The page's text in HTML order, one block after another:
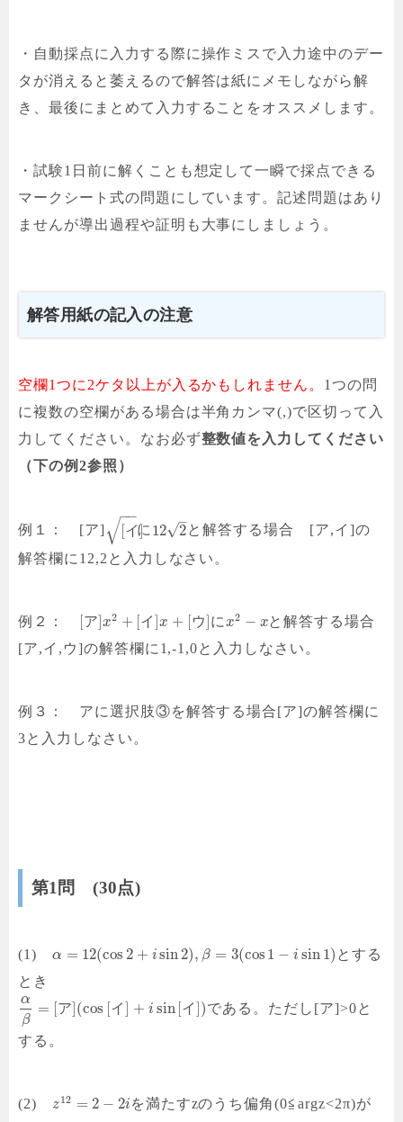
・自動採点に入力する際に操作ミスで入力途中のデー
タが消えると萎えるので解答は紙にメモしながら解
き、最後にまとめて入力することをオススメします。
・試験1日前に解くことも想定して一瞬で採点できる
マークシート式の問題にしています。記述問題はあり
ませんが導出過程や証明も大事にしましょう。
解答用紙の記入の注意
空欄1つに2ケタ以上が入るかもしれません。 1つの問
に複数の空欄がある場合は半角カンマ(,)で区切って入
力してください。なお必ず整数値を入力してください
（下の例2参照）
例１： [ア] [イ]
−−
√ に12 2
–
√
と解答する場合 [ア,イ]の
解答欄に12,2と入力しなさい。
例２： ア x2 + イ ]x + ウ にx2 − xと解答する場合
[ア,イ,ウ]の解答欄に1,-1,0と入力しなさい。
例３： アに選択肢③を解答する場合[ア]の解答欄に
3と入力しなさい。
第1問 (30点)
(1) α = 12(cos 2 + i sin 2), β = 3(cos 1 − i sin 1) とする
とき
α
β
= ア (cos イ + i sin イ )である。ただし[ア]>0と
する。
(2) z12 = 2 − 2iを満たすzのうち偏角(0≦argz<2π)が